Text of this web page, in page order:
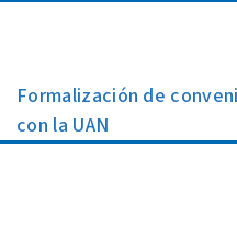
Formalización de
con la UAN